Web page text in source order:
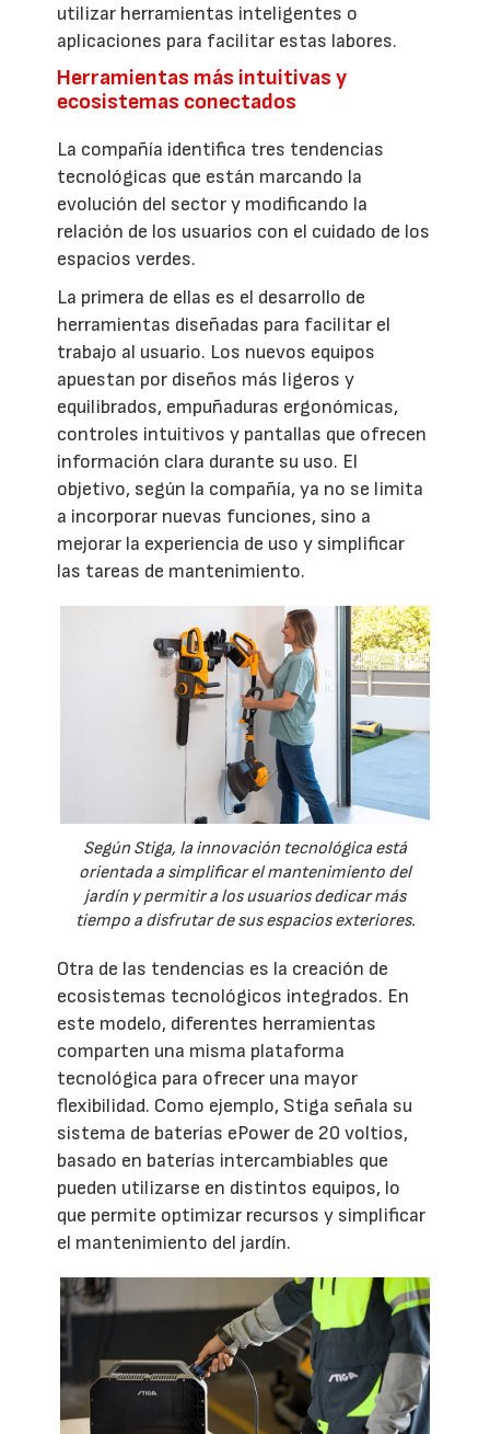
utilizar herramientas inteligentes o
aplicaciones para facilitar estas labores.
Herramientas más intuitivas y
ecosistemas conectados
La compañía identifica tres tendencias
tecnológicas que están marcando la
evolución del sector y modificando la
relación de los usuarios con el cuidado de los
espacios verdes.
La primera de ellas es el desarrollo de
herramientas diseñadas para facilitar el
trabajo al usuario. Los nuevos equipos
apuestan por diseños más ligeros y
equilibrados, empuñaduras ergonómicas,
controles intuitivos y pantallas que ofrecen
información clara durante su uso. El
objetivo, según la compañía, ya no se limita
a incorporar nuevas funciones, sino a
mejorar la experiencia de uso y simplificar
las tareas de mantenimiento.
Según Stiga, la innovación tecnológica está
orientada a simplificar el mantenimiento del
jardín y permitir a los usuarios dedicar más
tiempo a disfrutar de sus espacios exteriores.
Otra de las tendencias es la creación de
ecosistemas tecnológicos integrados. En
este modelo, diferentes herramientas
comparten una misma plataforma
tecnológica para ofrecer una mayor
flexibilidad. Como ejemplo, Stiga señala su
sistema de baterías ePower de 20 voltios,
basado en baterías intercambiables que
pueden utilizarse en distintos equipos, lo
que permite optimizar recursos y simplificar
el mantenimiento del jardín.